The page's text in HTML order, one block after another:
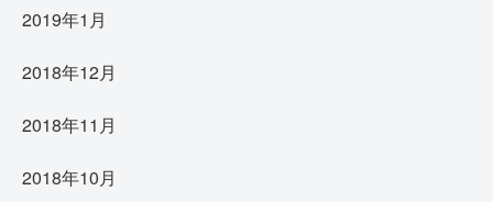
2019年1月
2018年12月
2018年11月
2018年10月